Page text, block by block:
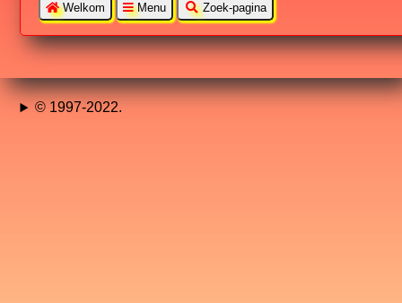
Welkom Menu Zoek-pagina
© 1997-2022.